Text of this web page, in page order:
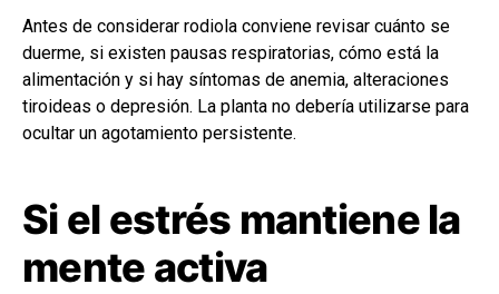
Antes de considerar rodiola conviene revisar cuánto se
duerme, si existen pausas respiratorias, cómo está la
alimentación y si hay síntomas de anemia, alteraciones
tiroideas o depresión. La planta no debería utilizarse para
ocultar un agotamiento persistente.
Si el estrés mantiene la
mente activa